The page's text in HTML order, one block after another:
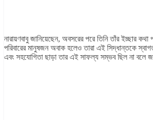
নারায়ণবাবু জানিয়েছেন, অবসরের পরে তিনি তাঁর ইচ্ছার
পরিবারের মানুষজন অবাক হলেও তারা এই সিদ্ধান্তকে
এবং সহযোগিতা ছাড়া তার এই সাফল্য সম্ভব ছিল না বলে